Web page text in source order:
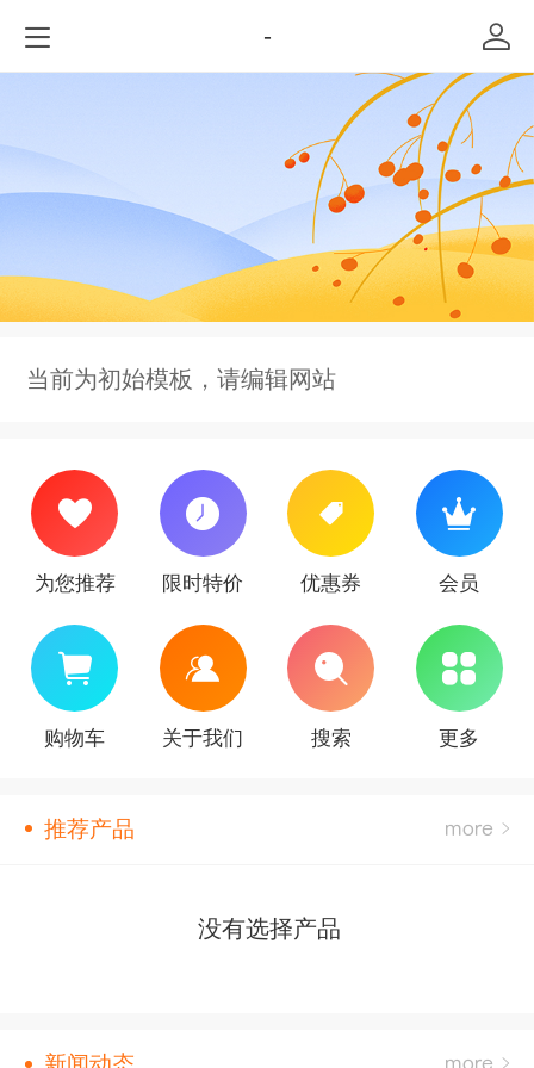
-
当前为初始模板，请编辑网站
为您推荐 限时特价 优惠券 会员
购物车 关于我们 搜索 更多
推荐产品
没有选择产品